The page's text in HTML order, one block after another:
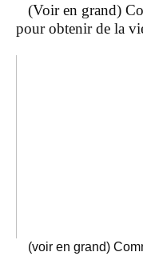
(Voir en grand)
pour obtenir de la
(voir en grand)